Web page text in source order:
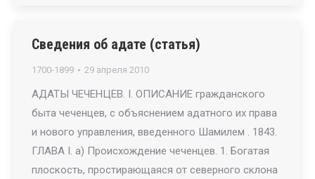
Сведения об адате (статья)
1700-1899 29 апреля 2010
АДАТЫ ЧЕЧЕНЦЕВ. I. ОПИСАНИЕ гражданского
быта чеченцев, с объяснением адатного их права
и нового управления, введенного Шамилем . 1843.
ГЛАВА I. а) Происхождение чеченцев. 1. Богатая
плоскость, простирающаяся от северного склона